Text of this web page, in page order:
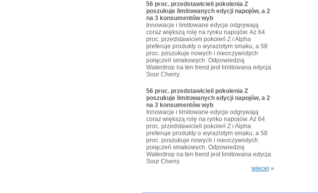
56 proc. przedstawicieli pokolenia Z
poszukuje limitowanych edycji napojów, a 2
na 3 konsumentów wyb
Innowacje i limitowane edycje odgrywają
coraz większą rolę na rynku napojów. Aż 64
proc. przedstawicieli pokoleń Z i Alpha
preferuje produkty o wyrazistym smaku, a 58
proc. poszukuje nowych i nieoczywistych
połączeń smakowych. Odpowiedzią
Waterdrop na ten trend jest limitowana edycja
Sour Cherry.
56 proc. przedstawicieli pokolenia Z
poszukuje limitowanych edycji napojów, a 2
na 3 konsumentów wyb
Innowacje i limitowane edycje odgrywają
coraz większą rolę na rynku napojów. Aż 64
proc. przedstawicieli pokoleń Z i Alpha
preferuje produkty o wyrazistym smaku, a 58
proc. poszukuje nowych i nieoczywistych
połączeń smakowych. Odpowiedzią
Waterdrop na ten trend jest limitowana edycja
Sour Cherry.
więcej »